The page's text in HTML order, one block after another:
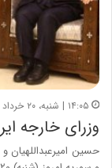
۱۴:۰۵ | شنبه، ۲۰ خرداد ۱۴۰۲
وزرای خارجه
حسین امیرعبداللهیان